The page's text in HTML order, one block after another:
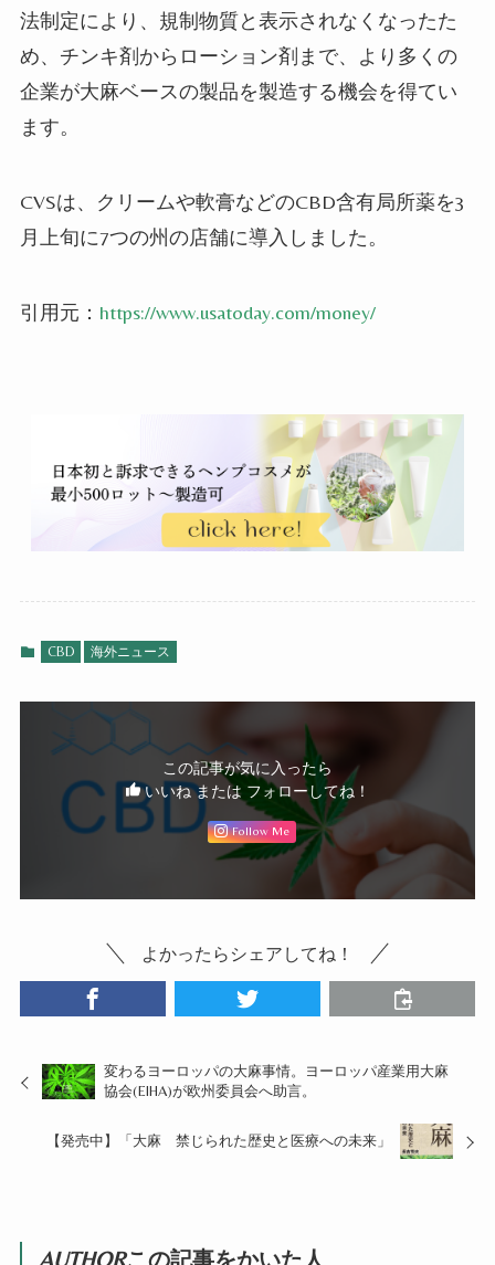
法制定により、規制物質と表示されなくなったた
め、チンキ剤からローション剤まで、より多くの
企業が大麻ベースの製品を製造する機会を得てい
ます。
CVSは、クリームや軟膏などのCBD含有局所薬を3
月上旬に7つの州の店舗に導入しました。
引用元： https://www.usatoday.com/money/
CBD 海外ニュース
この記事が気に入ったら
いいね または フォローしてね！
Follow Me
よかったらシェアしてね！
変わるヨーロッパの大麻事情。ヨーロッパ産業用大麻
協会(EIHA)が欧州委員会へ助言。
【発売中】「大麻 禁じられた歴史と医療への未来」
AUTHORこの記事をかいた人